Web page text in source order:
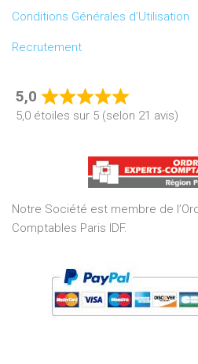
Conditions Générales d’Utilisation
Recrutement
5,0
Rated
5,0
of
5
5,0 étoiles sur 5 (selon 21 avis)
Notre Société est membre de
Comptables Paris IDF.